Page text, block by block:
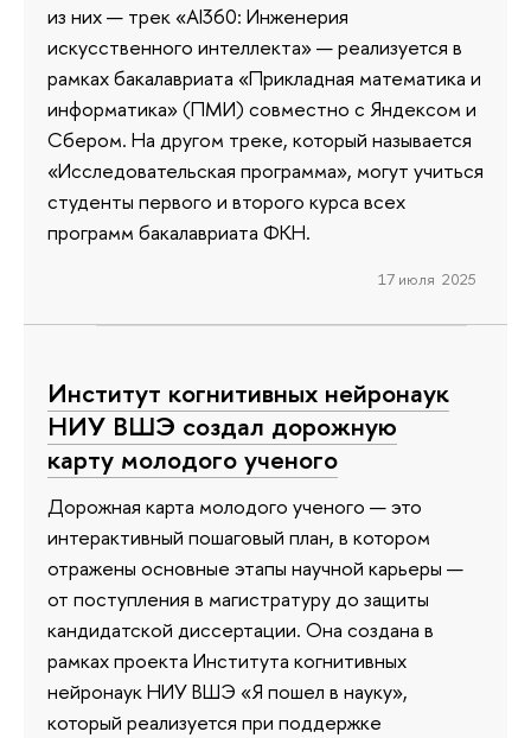
из них — трек «AI360: Инженерия
искусственного интеллекта» — реализуется в
рамках бакалавриата «Прикладная математика и
информатика» (ПМИ) совместно с Яндексом и
Сбером. На другом треке, который называется
«Исследовательская программа», могут учиться
студенты первого и второго курса всех
программ бакалавриата ФКН.
17 июля 2025
Институт когнитивных нейронаук
НИУ ВШЭ создал дорожную
карту молодого ученого
Дорожная карта молодого ученого — это
интерактивный пошаговый план, в котором
отражены основные этапы научной карьеры —
от поступления в магистратуру до защиты
кандидатской диссертации. Она создана в
рамках проекта Института когнитивных
нейронаук НИУ ВШЭ «Я пошел в науку»,
который реализуется при поддержке